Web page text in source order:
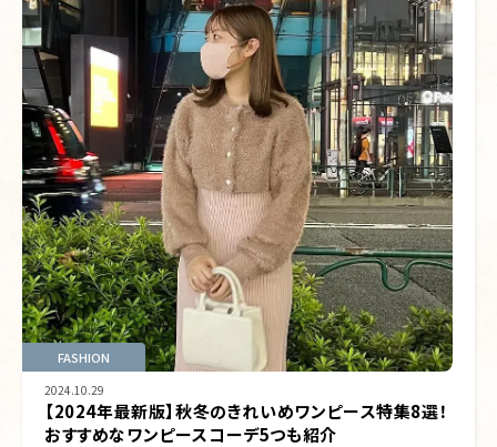
FASHION
2024.10.29
【2024年最新版】秋冬のきれいめワンピース特集8選！
おすすめなワンピースコーデ5つも紹介